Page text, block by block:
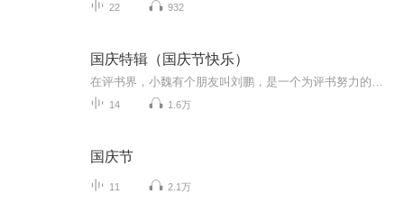
22 932
国庆特辑（国庆节快乐）
14 1.6万
国庆节
11 2.1万